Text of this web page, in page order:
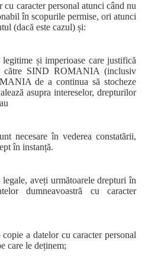
caracter personal atunci când nu
în scopurile permise, ori atunci
(dacă este cazul) și:
și imperioase care justifică
către SIND ROMANIA (inclusiv
de a continua să stocheze
asupra intereselor, drepturilor
în vederea constatării,
în instanță.
aveți următoarele drepturi în
dumneavoastră cu caracter
a datelor cu caracter personal
care le deținem;